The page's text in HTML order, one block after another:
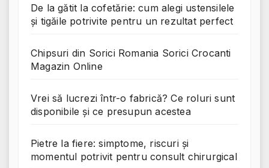
De la gătit la cofetărie: cum alegi ustensilele
și tigăile potrivite pentru un rezultat perfect
Chipsuri din Sorici Romania Sorici Crocanti
Magazin Online
Vrei să lucrezi într-o fabrică? Ce roluri sunt
disponibile și ce presupun acestea
Pietre la fiere: simptome, riscuri și
momentul potrivit pentru consult chirurgical